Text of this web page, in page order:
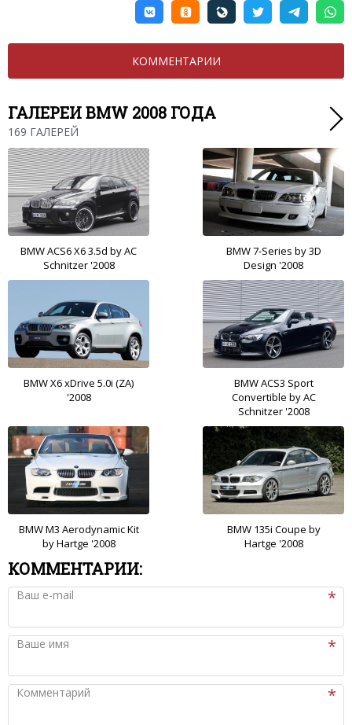
КОММЕНТАРИИ
ГАЛЕРЕИ BMW 2008 ГОДА
169 ГАЛЕРЕЙ
BMW ACS6 X6 3.5d by AC
Schnitzer '2008
BMW 7-Series by 3D
Design '2008
BMW X6 xDrive 5.0i (ZA)
'2008
BMW ACS3 Sport
Convertible by AC
Schnitzer '2008
BMW M3 Aerodynamic Kit
by Hartge '2008
BMW 135i Coupe by
Hartge '2008
КОММЕНТАРИИ:
Ваш e-mail
Ваше имя
Комментарий